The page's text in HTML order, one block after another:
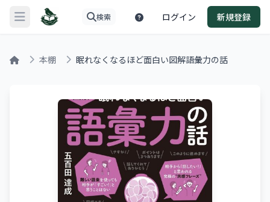
メニューを開く 検索 ログイン 新規登録
本棚 眠れなくなるほど面白い図解語彙力の話